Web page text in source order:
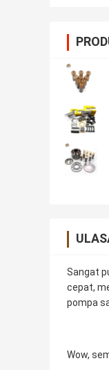
Sangat
cepat,
pompa
Wow,